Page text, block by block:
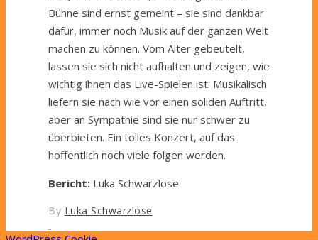
Bühne sind ernst gemeint – sie sind dankbar
dafür, immer noch Musik auf der ganzen Welt
machen zu können. Vom Alter gebeutelt,
lassen sie sich nicht aufhalten und zeigen, wie
wichtig ihnen das Live-Spielen ist. Musikalisch
liefern sie nach wie vor einen soliden Auftritt,
aber an Sympathie sind sie nur schwer zu
überbieten. Ein tolles Konzert, auf das
hoffentlich noch viele folgen werden.
Bericht: Luka Schwarzlose
By Luka Schwarzlose